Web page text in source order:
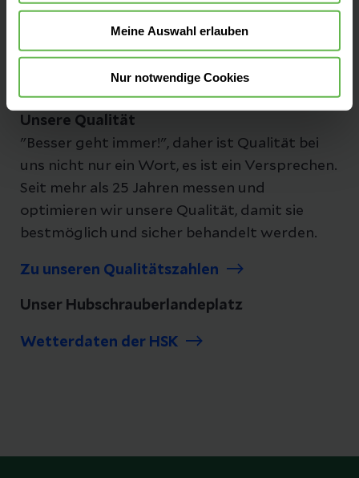
Meine Auswahl erlauben
Nur notwendige Cookies
Unsere Qualität
"Besser geht immer!", daher ist Qualität bei
uns nicht nur ein Wort, es ist ein Versprechen.
Seit mehr als 25 Jahren messen und
optimieren wir unsere Qualität, damit sie
bestmöglich und sicher behandelt werden.
Zu unseren Qualitätszahlen
Unser Hubschrauberlandeplatz
Wetterdaten der HSK